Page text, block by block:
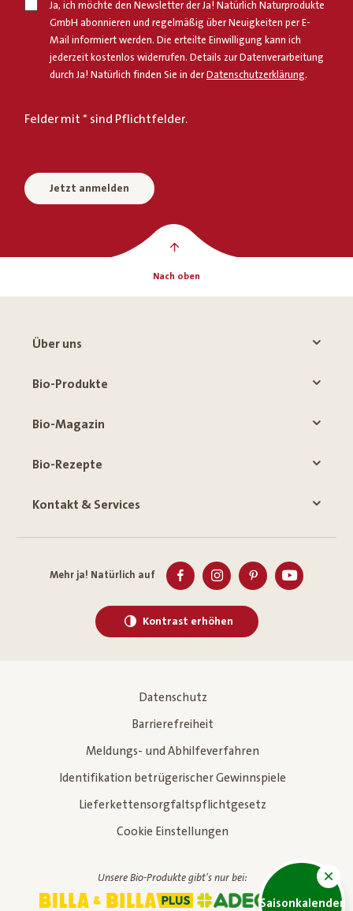
Saisonkalender
Ja, ich möchte den Newsletter der Ja! Natürlich Naturprodukte
GmbH abonnieren und regelmäßig über Neuigkeiten per E-
Mail informiert werden. Die erteilte Einwilligung kann ich
jederzeit kostenlos widerrufen. Details zur Datenverarbeitung
durch Ja! Natürlich finden Sie in derDatenschutzerklärung.
Felder mit * sind Pflichtfelder.
Jetzt anmelden
Nach oben
Über uns
Bio-Produkte
Bio-Magazin
Bio-Rezepte
Kontakt & Services
Mehr ja! Natürlich auf
Kontrast erhöhen
Datenschutz
Barrierefreiheit
Meldungs- und Abhilfeverfahren
Identifikation betrügerischer Gewinnspiele
Lieferkettensorgfaltspflichtgesetz
Cookie Einstellungen
Unsere Bio-Produkte gibt's nur bei: